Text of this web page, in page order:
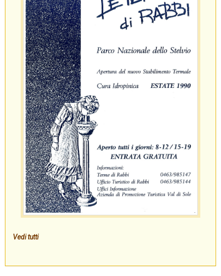
Vedi tutti